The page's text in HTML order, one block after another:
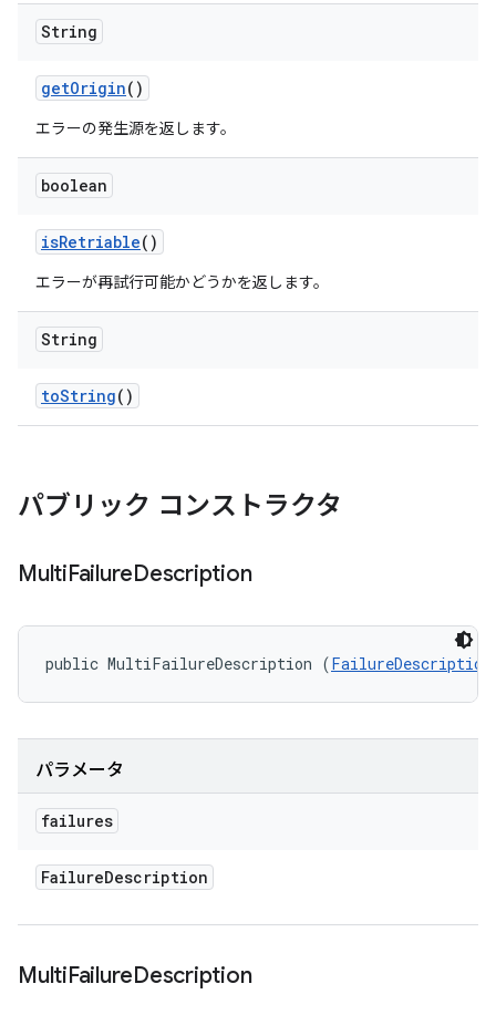
String
getOrigin()
エラーの発生源を返します。
boolean
isRetriable()
エラーが再試行可能かどうかを返します。
String
toString()
パブリック コンストラクタ
MultiFailureDescription
public MultiFailureDescription (
パラメータ
failures
FailureDescription
MultiFailureDescription